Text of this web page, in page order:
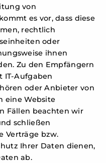
von
es vor, dass diese
rechtlich
oder
ihnen
Zu den Empfängern
IT-Aufgaben
oder Anbieter von
eine Website
Fällen beachten wir
schließen
Verträge bzw.
Ihrer Daten dienen,
ab.